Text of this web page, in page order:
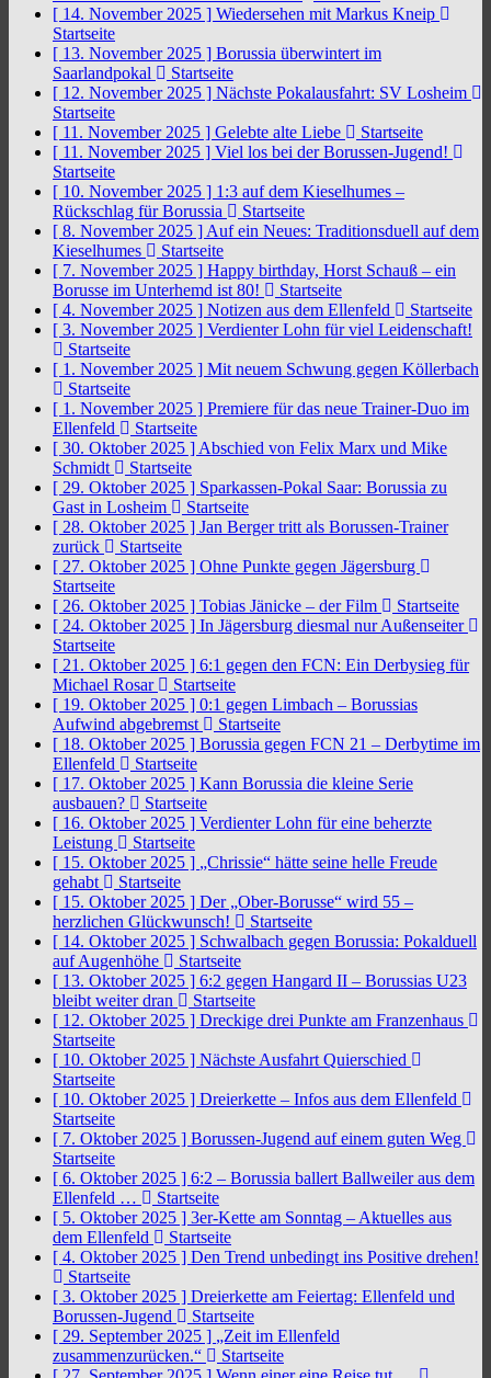
[ 14. November 2025 ] Wiedersehen mit Markus Kneip
Startseite
[ 13. November 2025 ] Borussia überwintert im
Saarlandpokal
Startseite
[ 12. November 2025 ] Nächste Pokalausfahrt: SV Losheim
Startseite
[ 11. November 2025 ] Gelebte alte Liebe
Startseite
[ 11. November 2025 ] Viel los bei der Borussen-Jugend!
Startseite
[ 10. November 2025 ] 1:3 auf dem Kieselhumes –
Rückschlag für Borussia
Startseite
[ 8. November 2025 ] Auf ein Neues: Traditionsduell auf dem
Kieselhumes
Startseite
[ 7. November 2025 ] Happy birthday, Horst Schauß – ein
Borusse im Unterhemd ist 80!
Startseite
[ 4. November 2025 ] Notizen aus dem Ellenfeld
Startseite
[ 3. November 2025 ] Verdienter Lohn für viel Leidenschaft!
Startseite
[ 1. November 2025 ] Mit neuem Schwung gegen Köllerbach
Startseite
[ 1. November 2025 ] Premiere für das neue Trainer-Duo im
Ellenfeld
Startseite
[ 30. Oktober 2025 ] Abschied von Felix Marx und Mike
Schmidt
Startseite
[ 29. Oktober 2025 ] Sparkassen-Pokal Saar: Borussia zu
Gast in Losheim
Startseite
[ 28. Oktober 2025 ] Jan Berger tritt als Borussen-Trainer
zurück
Startseite
[ 27. Oktober 2025 ] Ohne Punkte gegen Jägersburg
Startseite
[ 26. Oktober 2025 ] Tobias Jänicke – der Film
Startseite
[ 24. Oktober 2025 ] In Jägersburg diesmal nur Außenseiter
Startseite
[ 21. Oktober 2025 ] 6:1 gegen den FCN: Ein Derbysieg für
Michael Rosar
Startseite
[ 19. Oktober 2025 ] 0:1 gegen Limbach – Borussias
Aufwind abgebremst
Startseite
[ 18. Oktober 2025 ] Borussia gegen FCN 21 – Derbytime im
Ellenfeld
Startseite
[ 17. Oktober 2025 ] Kann Borussia die kleine Serie
ausbauen?
Startseite
[ 16. Oktober 2025 ] Verdienter Lohn für eine beherzte
Leistung
Startseite
[ 15. Oktober 2025 ] „Chrissie“ hätte seine helle Freude
gehabt
Startseite
[ 15. Oktober 2025 ] Der „Ober-Borusse“ wird 55 –
herzlichen Glückwunsch!
Startseite
[ 14. Oktober 2025 ] Schwalbach gegen Borussia: Pokalduell
auf Augenhöhe
Startseite
[ 13. Oktober 2025 ] 6:2 gegen Hangard II – Borussias U23
bleibt weiter dran
Startseite
[ 12. Oktober 2025 ] Dreckige drei Punkte am Franzenhaus
Startseite
[ 10. Oktober 2025 ] Nächste Ausfahrt Quierschied
Startseite
[ 10. Oktober 2025 ] Dreierkette – Infos aus dem Ellenfeld
Startseite
[ 7. Oktober 2025 ] Borussen-Jugend auf einem guten Weg
Startseite
[ 6. Oktober 2025 ] 6:2 – Borussia ballert Ballweiler aus dem
Ellenfeld …
Startseite
[ 5. Oktober 2025 ] 3er-Kette am Sonntag – Aktuelles aus
dem Ellenfeld
Startseite
[ 4. Oktober 2025 ] Den Trend unbedingt ins Positive drehen!
Startseite
[ 3. Oktober 2025 ] Dreierkette am Feiertag: Ellenfeld und
Borussen-Jugend
Startseite
[ 29. September 2025 ] „Zeit im Ellenfeld
zusammenzurücken.“
Startseite